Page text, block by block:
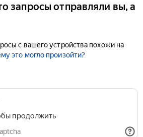
запросы отправляли вы, а
с вашего устройства похожи на
это могло произойти?
продолжить